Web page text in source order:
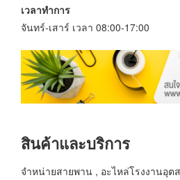
เวลาทำการ
จันทร์-เสาร์ เวลา 08:00-17:00
สินค้าและบริการ
จำหน่ายสายพาน , อะไหล่โรงงานอุต